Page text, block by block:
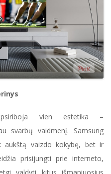
vien estetika –
svarbų vaidmenį. Samsung
aukštą vaizdo kokybę, bet ir
prisijungti prie interneto,
valdyti kitus išmaniuosius